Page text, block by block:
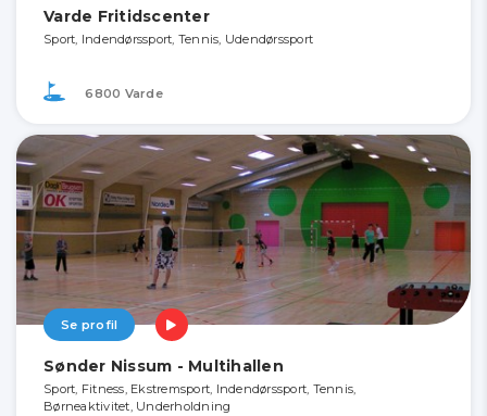
Varde Fritidscenter
Sport, Indendørssport, Tennis, Udendørssport
6800 Varde
Se profil
Sønder Nissum - Multihallen
Sport, Fitness, Ekstremsport, Indendørssport, Tennis,
Børneaktivitet, Underholdning